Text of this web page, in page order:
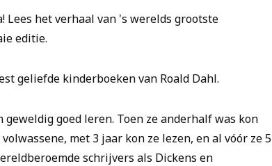
Lees het verhaal van 's werelds grootste
editie.
geliefde kinderboeken van Roald Dahl.
goed leren. Toen ze anderhalf was kon
met 3 jaar kon ze lezen, en al vóór ze 5
schrijvers als Dickens en